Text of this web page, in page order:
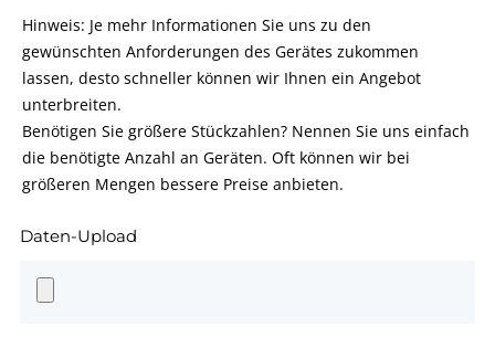
Hinweis: Je mehr Informationen Sie uns zu den
gewünschten Anforderungen des Gerätes zukommen
lassen, desto schneller können wir Ihnen ein Angebot
unterbreiten.
Benötigen Sie größere Stückzahlen? Nennen Sie uns einfach
die benötigte Anzahl an Geräten. Oft können wir bei
größeren Mengen bessere Preise anbieten.
Daten-Upload